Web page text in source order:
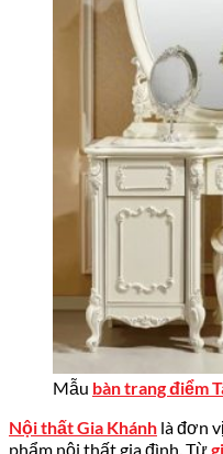
Mẫu bàn trang điểm
Nội thất Gia Khánh là đơn
phẩm nội thất gia đình. Từ